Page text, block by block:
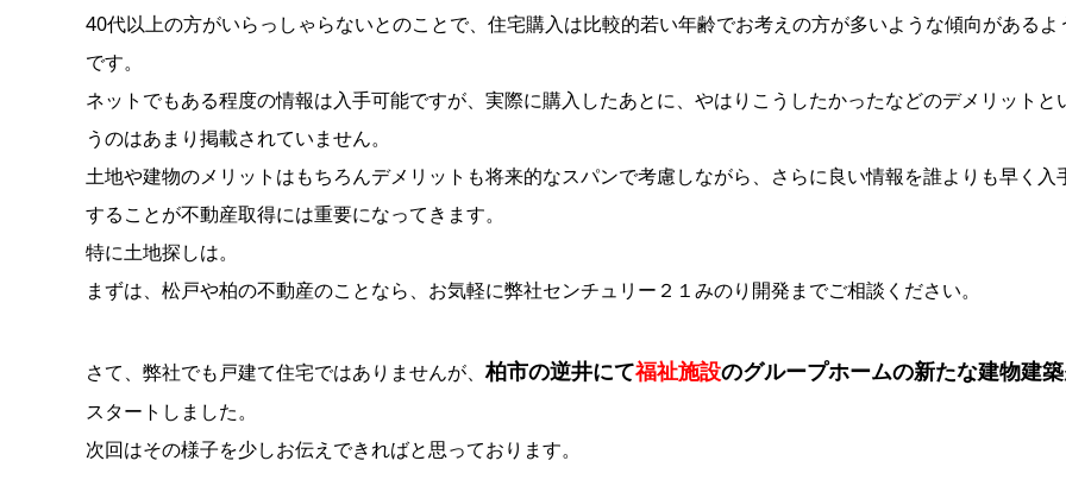
40代以上の方がいらっしゃらないとのことで、住宅購入は比較的若い年齢でお考えの方が多いような傾向があるよ
です。
ネットでもある程度の情報は入手可能ですが、実際に購入したあとに、やはりこうしたかったなどのデメリットと
うのはあまり掲載されていません。
土地や建物のメリットはもちろんデメリットも将来的なスパンで考慮しながら、さらに良い情報を誰よりも早く入
することが不動産取得には重要になってきます。
特に土地探しは。
まずは、松戸や柏の不動産のことなら、お気軽に弊社センチュリー２１みのり開発までご相談ください。
さて、弊社でも戸建て住宅ではありませんが、柏市の逆井にて福祉施設のグループホームの新たな建物建築
スタートしました。
次回はその様子を少しお伝えできればと思っております。